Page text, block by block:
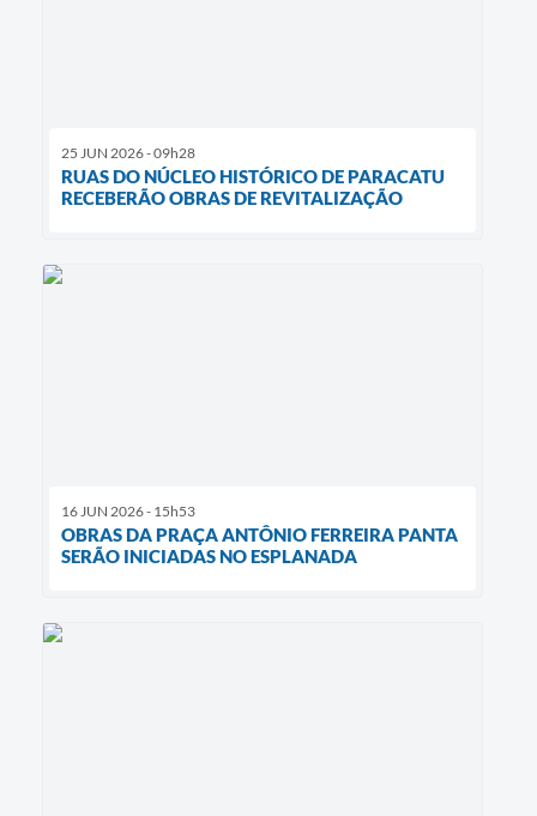
25 JUN 2026 - 09h28
RUAS DO NÚCLEO HISTÓRICO DE PARACATU
RECEBERÃO OBRAS DE REVITALIZAÇÃO
16 JUN 2026 - 15h53
OBRAS DA PRAÇA ANTÔNIO FERREIRA PANTA
SERÃO INICIADAS NO ESPLANADA